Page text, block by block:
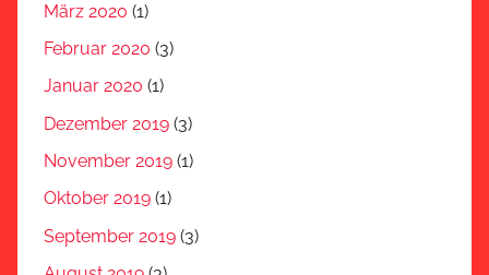
März 2020 (1)
Februar 2020 (3)
Januar 2020 (1)
Dezember 2019 (3)
November 2019 (1)
Oktober 2019 (1)
September 2019 (3)